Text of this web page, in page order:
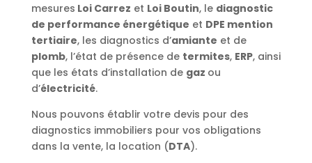
mesures Loi Carrez et Loi Boutin, le diagnostic
de performance énergétique et DPE mention
tertiaire, les diagnostics d’amiante et de
plomb, l’état de présence de termites, ERP, ainsi
que les états d’installation de gaz ou
d’électricité.
Nous pouvons établir votre devis pour des
diagnostics immobiliers pour vos obligations
dans la vente, la location (DTA).